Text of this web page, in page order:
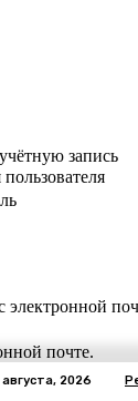
запись
электронной
почте.
2026